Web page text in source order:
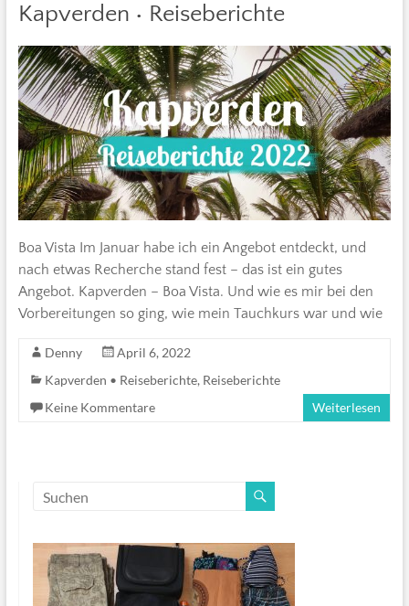
Kapverden • Reiseberichte
Boa Vista Im Januar habe ich ein Angebot entdeckt, und
nach etwas Recherche stand fest – das ist ein gutes
Angebot. Kapverden – Boa Vista. Und wie es mir bei den
Vorbereitungen so ging, wie mein Tauchkurs war und wie
Denny
April 6, 2022
Kapverden • Reiseberichte, Reiseberichte
Keine Kommentare
Weiterlesen